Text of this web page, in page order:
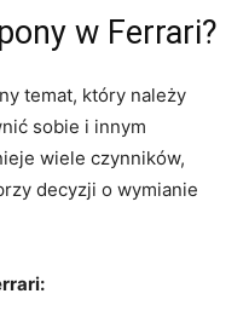
w Ferrari?
temat,​ który należy
sobie i innym
wiele czynników,
decyzji o‌ wymianie